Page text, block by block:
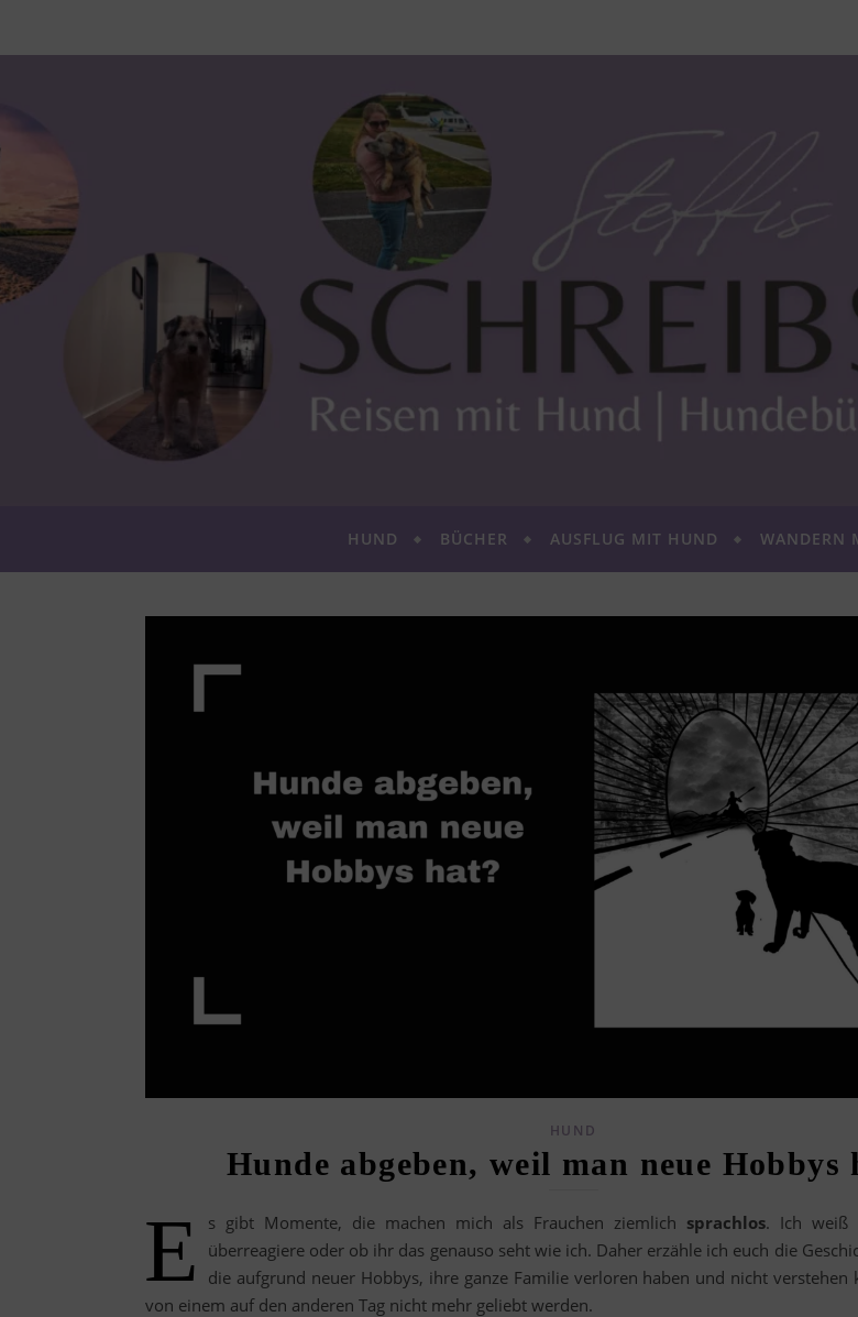
HUND BÜCHER AUSFLUG MIT HUND WANDERN
HUND
Hunde abgeben, weil man neue Hobbys
E s gibt Momente, die machen mich als Frauchen ziemlich sprachlos. Ich weiß
überreagiere oder ob ihr das genauso seht wie ich. Daher erzähle ich euch die
die aufgrund neuer Hobbys, ihre ganze Familie verloren haben und nicht verstehen
von einem auf den anderen Tag nicht mehr geliebt werden.